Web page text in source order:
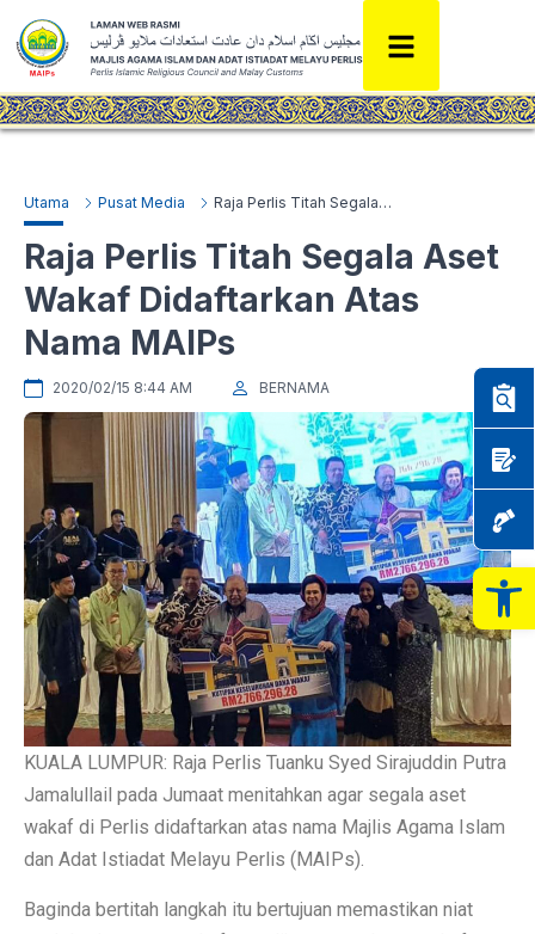
Utama Pusat Media Raja Perlis Titah Segala Aset Wakaf Didaftarkan Atas Nama MAIPs
Raja Perlis Titah Segala Aset
Wakaf Didaftarkan Atas
Nama MAIPs
2020/02/15 8:44 AM BERNAMA
KUALA LUMPUR: Raja Perlis Tuanku Syed Sirajuddin Putra
Jamalullail pada Jumaat menitahkan agar segala aset
wakaf di Perlis didaftarkan atas nama Majlis Agama Islam
dan Adat Istiadat Melayu Perlis (MAIPs).
Baginda bertitah langkah itu bertujuan memastikan niat